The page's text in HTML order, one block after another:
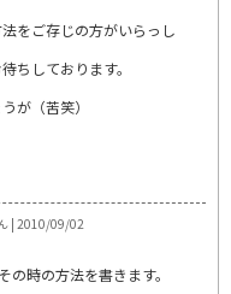
をご存じの方がいらっし
ちしております。
が（苦笑）
| 2010/09/02
の時の方法を書きます。